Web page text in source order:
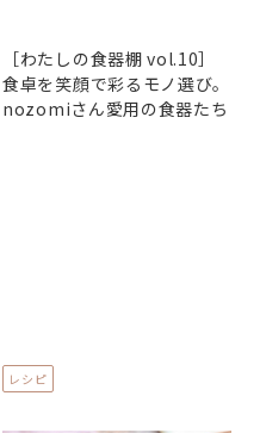
［わたしの食器棚 vol.10］
食卓を笑顔で彩るモノ選び。
nozomiさん愛用の食器たち
レシピ